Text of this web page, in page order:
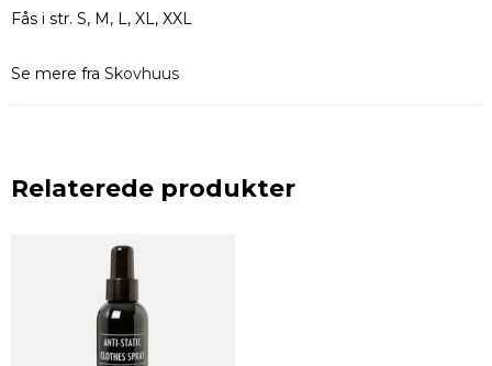
Fås i str. S, M, L, XL, XXL
Se mere fra Skovhuus
Relaterede produkter